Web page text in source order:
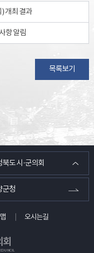
개최 결과
항 알림
목록보기
북도 시·군의회
군청
오시는길
COUNCIL